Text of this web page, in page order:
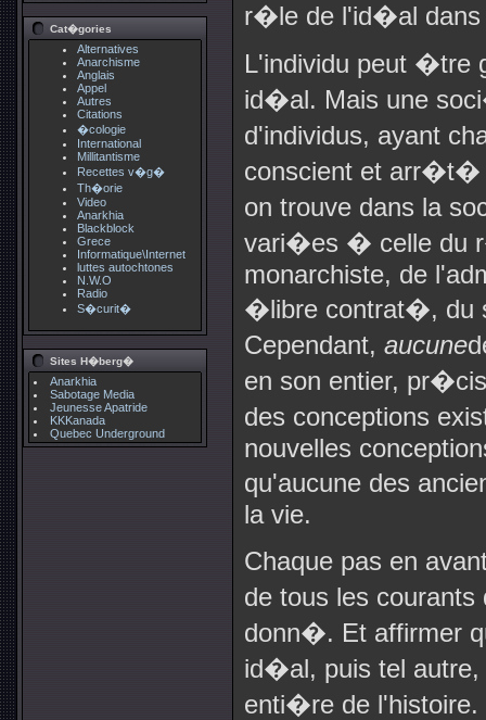
Cat�gories
Alternatives
Anarchisme
Anglais
Appel
Autres
Citations
�cologie
International
Millitantisme
Recettes v�g�
Th�orie
Video
Anarkhia
Blackblock
Grece
Informatique\Internet
luttes autochtones
N.W.O
Radio
S�curit�
Sites H�berg�
Anarkhia
Sabotage Media
Jeunesse Apatride
KKKanada
Quebec Underground
r�le de l'id�al dans
L'individu peut �tre
id�al. Mais une
d'individus, ayant
conscient et arr�t�
on trouve dans la
vari�es � celle du
monarchiste, de
�libre contrat�, du
Cependant, aucune
en son entier,
des conceptions
nouvelles
qu'aucune des
la vie.
Chaque pas en
de tous les
donn�. Et affirmer
id�al, puis tel
enti�re de